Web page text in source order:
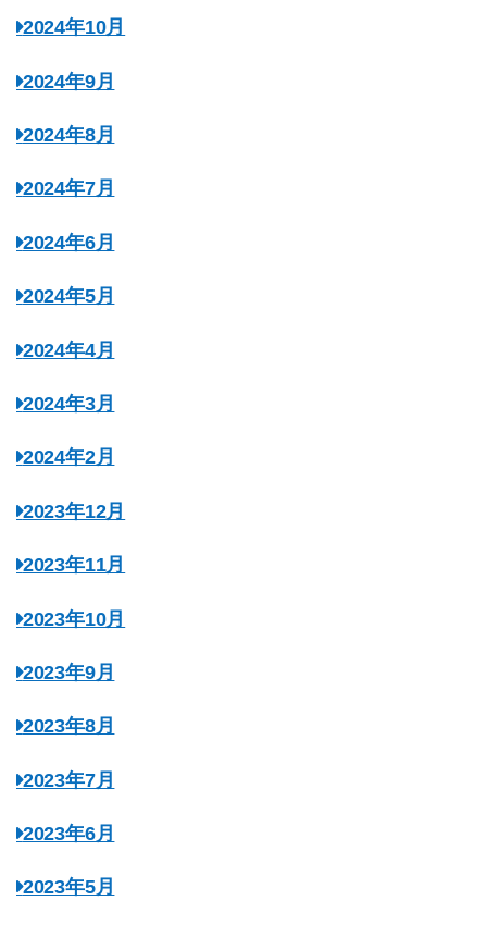
2024年10月
2024年9月
2024年8月
2024年7月
2024年6月
2024年5月
2024年4月
2024年3月
2024年2月
2023年12月
2023年11月
2023年10月
2023年9月
2023年8月
2023年7月
2023年6月
2023年5月